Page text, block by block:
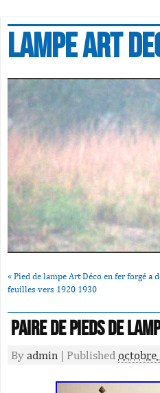
Lampe art
« Pied de lampe Art Déco en fer forgé a
feuilles vers 1920 1930
Paire de pieds de
By admin | Published octobre